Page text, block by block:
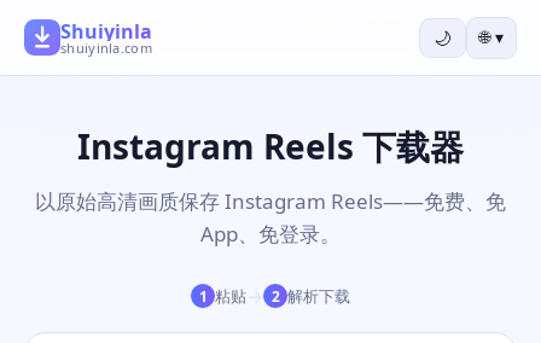
Shuiyinla
shuiyinla.com 🌙 🌐▾
Instagram Reels 下载器
以原始高清画质保存 Instagram Reels——免费、免
App、免登录。
1 粘贴 → 2 解析下载